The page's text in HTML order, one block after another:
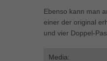
Ebenso kann man
einer der original
und vier Doppel-
Media: